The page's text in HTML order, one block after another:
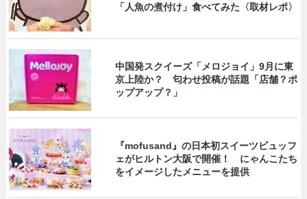
「人魚の煮付け」食べてみた〈取材レポ〉
中国発スクイーズ「メロジョイ」9月に東
京上陸か？ 匂わせ投稿が話題「店舗？ポ
ップアップ？」
『mofusand』の日本初スイーツビュッフ
ェがヒルトン大阪で開催！ にゃんこたち
をイメージしたメニューを提供